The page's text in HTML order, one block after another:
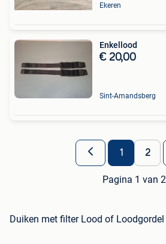
Ekeren
Enkellood
€ 20,00
Sint-Amandsberg
1 2
Pagina 1 van 2
Duiken met filter Lood of Loodgordel